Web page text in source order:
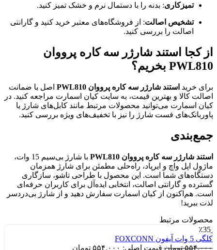
تمیزکاری: بدنه را با دستمال نرم و خشک تمیز کنید.
تشخیص اصالت: از فروشگاه‌های معتبر خرید کنید و گارانتی
اصالت را بررسی کنید.
از کجا استند شارژر سه کاره پرووان
PWL810 بخریم؟
برای خرید استند شارژر سه کاره پرووان PWL810
اصل با ضمانت
اصالت کالا و بهترین قیمت، به سایت کیان اسمارت مراجعه کنید. در
کیان اسمارت می‌توانید محصولات مرتبط مانند کابل‌های شارژ یا
پاوربانک‌های فست شارژ را نیز با تخفیف‌های ویژه بررسی کنید.
جمع‌بندی
استند شارژر سه کاره پرووان PWL810
با شارژ بی‌سیم 15 وات،
ماژول اپل واچ و ایرپاد، راه‌حلی مطمئن برای شارژ همزمان
دستگاه‌های شما است. این محصول با طراحی تاشو، سازگاری
گسترده و گارانتی اصالت، انتخابی ایده‌آل برای کاربران حرفه‌ای
است. هم‌اکنون از کیان اسمارت سفارش دهید و از شارژ بی‌دردسر
لذت ببرید!
محصولات مرتبط
٪35
کلگی 5 وات آیفون FOXCONN
۵۵۴,۰۰۰ تومان قیمت اصلی: ۵۵۴,۰۰۰ تومان